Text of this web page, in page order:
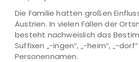
Die Familie hatten großen
Austrien. In vielen Fällen der
besteht nachweislich das
Suffixen „-ingen“, „-heim“, „-
Personennamen.